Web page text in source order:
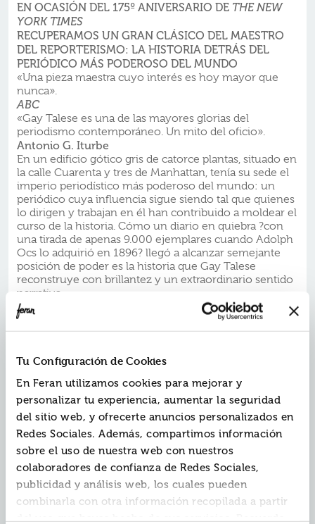
Tu Configuración de Cookies
En Feran utilizamos cookies para mejorar y
personalizar tu experiencia, aumentar la seguridad
del sitio web, y ofrecerte anuncios personalizados en
Redes Sociales. Además, compartimos información
sobre el uso de nuestra web con nuestros
colaboradores de confianza de Redes Sociales,
publicidad y análisis web, los cuales pueden
combinarla con otra información recopilada a partir
del uso que hayas hecho de sus servicios. Recuerda
EN OCASIÓN DEL 175º ANIVERSARIO DE THE NEW
YORK TIMES
RECUPERAMOS UN GRAN CLÁSICO DEL MAESTRO
DEL REPORTERISMO: LA HISTORIA DETRÁS DEL
PERIÓDICO MÁS PODEROSO DEL MUNDO
«Una pieza maestra cuyo interés es hoy mayor que
nunca».
ABC
«Gay Talese es una de las mayores glorias del
periodismo contemporáneo. Un mito del oficio».
Antonio G. Iturbe
En un edificio gótico gris de catorce plantas, situado en
la calle Cuarenta y tres de Manhattan, tenía su sede el
imperio periodístico más poderoso del mundo: un
periódico cuya influencia sigue siendo tal que quienes
lo dirigen y trabajan en él han contribuido a moldear el
curso de la historia. Cómo un diario en quiebra ?con
una tirada de apenas 9.000 ejemplares cuando Adolph
Ocs lo adquirió en 1896? llegó a alcanzar semejante
posición de poder es la historia que Gay Talese
reconstruye con brillantez y un extraordinario sentido
narrativo.
Corrían los años sesenta cuando el maestro del
periodismo firmó esta historia fascinante. Talese se
agenda del orden mundial, desveló las intrigas que se
había detrás de rivalidades y exclusivas. Con suma
atención al detalle, exploró la vida pública y privada de
la célebre familia Ochs y de sus descendientes, así
como las relaciones de los directivos con presidentes,
reyes, embajadores y miembros del Gobierno, sin
pasar por alto las encarnizadas luchas por el poder y el
control que marcaron la historia del periódico.
Considerado un clásico del periodismo,
poder posee el pulso narrativo de una gran novela y